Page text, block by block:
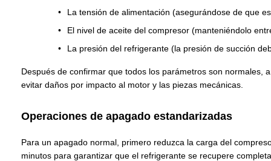
La tensión de alimentación (asegurándose de que
El nivel de aceite del compresor (manteniéndolo
La presión del refrigerante (la presión de succión
Después de confirmar que todos los parámetros son
evitar daños por impacto al motor y las piezas mecánicas.
Operaciones de apagado estandarizadas
Para un apagado normal, primero reduzca la carga del
minutos para garantizar que el refrigerante se recupere